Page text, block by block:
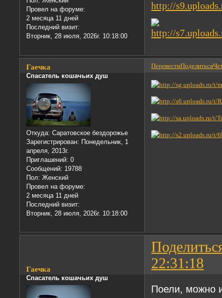
Провел на форуме:
2 месяца 11 дней
Последний визит:
Вторник, 28 июля, 2026г. 10:18:00
ПеревестиПоделиться
Гаечка
Спасатель кошачьих душ
Откуда: Саратовское бездорожье
Зарегистрирован: Понедельник, 1
апреля, 2013г.
Приглашений: 0
Сообщений: 19788
Пол: Женский
Провел на форуме:
2 месяца 11 дней
Последний визит:
Вторник, 28 июля, 2026г. 10:18:00
22:31:18
Гаечка
Спасатель кошачьих душ
Поели, можно